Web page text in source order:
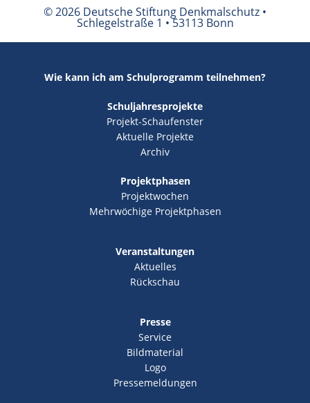
© 2026 Deutsche Stiftung Denkmalschutz •
Schlegelstraße 1 • 53113 Bonn
Wie kann ich am Schulprogramm teilnehmen?
Schuljahresprojekte
Projekt-Schaufenster
Aktuelle Projekte
Archiv
Projektphasen
Projektwochen
Mehrwöchige Projektphasen
Veranstaltungen
Aktuelles
Rückschau
Presse
Service
Bildmaterial
Logo
Pressemeldungen